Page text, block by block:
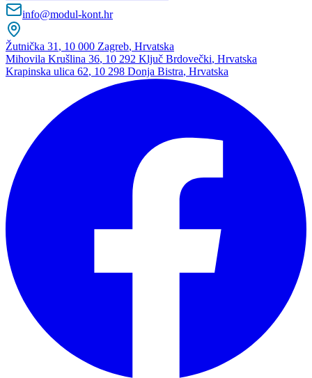
info@modul-kont.hr
Žutnička 31 , 10 000 Zagreb, Hrvatska
Mihovila Krušlina 36, 10 292 Ključ Brdovečki, Hrvatska
Krapinska ulica 62, 10 298 Donja Bistra, Hrvatska